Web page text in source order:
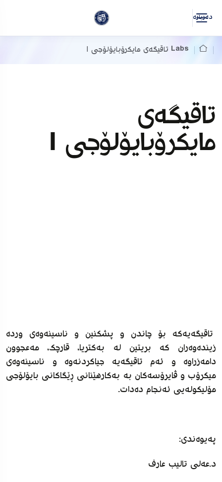
دەربارە
Labs تاقیگەی مایکرۆبایۆلۆجی ۱
تاقیگەی
مایکرۆبایۆلۆجی ۱
تاقیگەیەکە بۆ چاندن و پشکنین و ناسینەوەی وردە
زیندەوەران کە بریتین لە بەکتریا، قارچک، مەعجوون
دامەزراوە و ئەم تاقیگەیە جیاکردنەوە و ناسینەوەی
میکرۆب و ڤایرۆسەکان بە بەکارهێنانی ڕێگاکانی بایۆلۆجی
مۆلیکولەیی ئەنجام دەدات.
پەیوەندی:
د.عەلی تالیب عارف